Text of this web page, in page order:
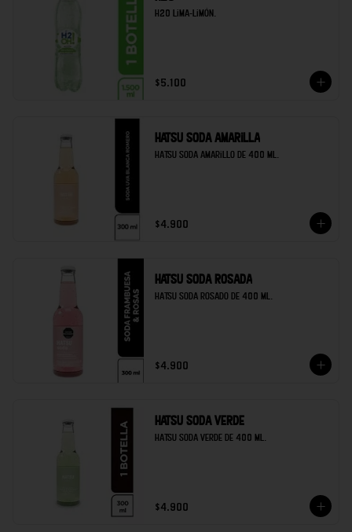
H20 lima-limón.
$5.100
Hatsu soda amarilla
Hatsu soda amarillo de 400 ml.
$4.900
Hatsu soda rosada
Hatsu soda rosado de 400 ml.
$4.900
Hatsu soda verde
Hatsu soda verde de 400 ml.
$4.900